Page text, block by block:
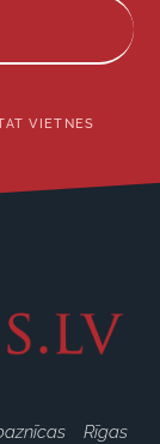
VIETNES
Rīgas